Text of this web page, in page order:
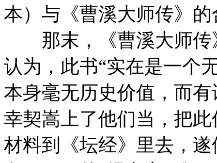
本）与《曹溪大师传》
那末，《曹溪大师传
认为，此书“实在是一个
本身毫无历史价值，而
幸契嵩上了他们当，把此
材料到《坛经》里去，